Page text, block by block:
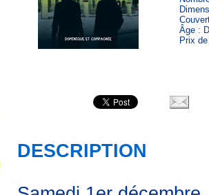
Âge :
Prix
DESCRIPTION